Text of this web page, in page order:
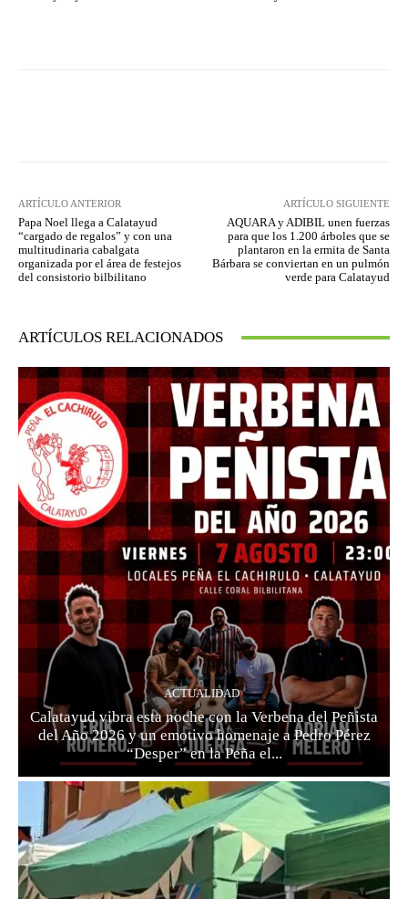
ARTÍCULO ANTERIOR
Papa Noel llega a Calatayud
“cargado de regalos” y con una
multitudinaria cabalgata
organizada por el área de festejos
del consistorio bilbilitano
ARTÍCULO SIGUIENTE
AQUARA y ADIBIL unen fuerzas
para que los 1.200 árboles que se
plantaron en la ermita de Santa
Bárbara se conviertan en un pulmón
verde para Calatayud
ARTÍCULOS RELACIONADOS
ACTUALIDAD
Calatayud vibra esta noche con la Verbena del Peñista
del Año 2026 y un emotivo homenaje a Pedro Pérez
“Desper” en la Peña el...